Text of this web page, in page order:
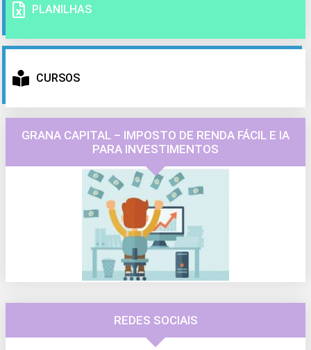
PLANILHAS
CURSOS
GRANA CAPITAL – IMPOSTO DE RENDA FÁCIL E IA
PARA INVESTIMENTOS
REDES SOCIAIS